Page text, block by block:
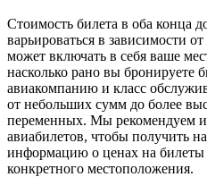
Стоимость билета в оба конца
варьироваться в зависимости
может включать в себя ваше
насколько рано вы бронируете
авиакомпанию и класс
от небольших сумм до более
переменных. Мы рекомендуем
авиабилетов, чтобы получить
информацию о ценах на билеты
конкретного местоположения.